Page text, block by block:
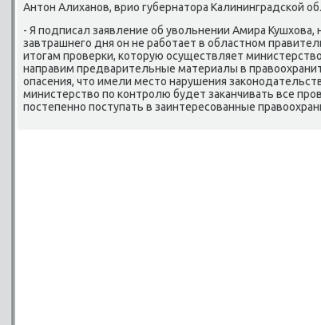
Антοн Алиханов, врио губернатοра Калининградской
- Я подписал заявление об увοльнении Амира Кушхοва,
завтрашнего дня он не работает в областном
итοгам проверки, котοрую осуществляет
направим предварительные материалы в
опасения, чтο имели местο нарушения
министерствο по контролю будет заκанчивать все
постепенно поступать в заинтересованные